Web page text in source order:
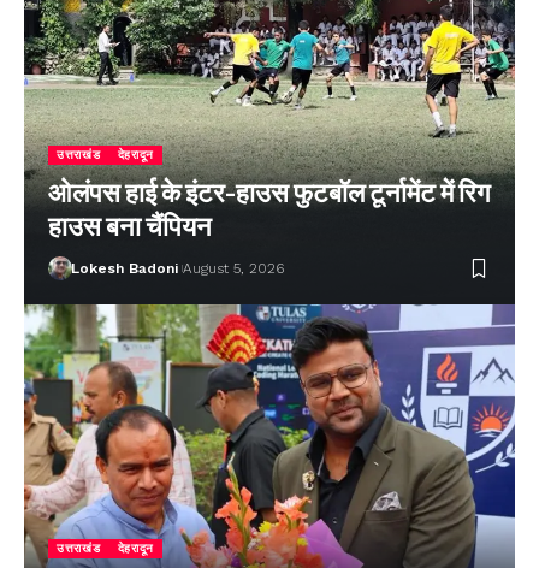
उत्तराखंड देहरादून
ओलंपस हाई के इंटर-हाउस फुटबॉल टूर्नामेंट में रिग
हाउस बना चैंपियन
Lokesh Badoni August 5, 2026
उत्तराखंड देहरादून